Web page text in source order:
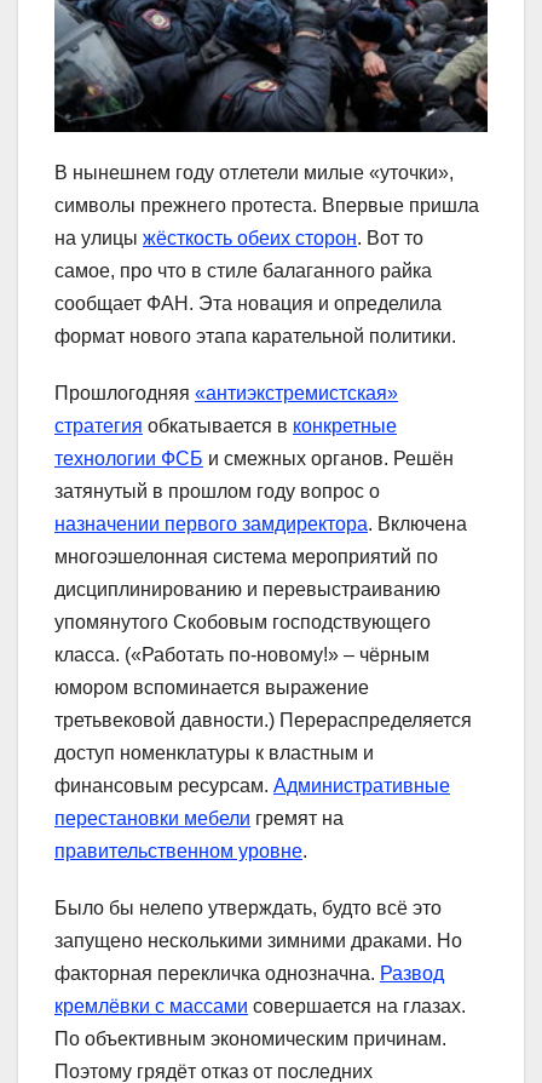
В нынешнем году отлетели милые «уточки»,
символы прежнего протеста. Впервые пришла
на улицы жёсткость обеих сторон. Вот то
самое, про что в стиле балаганного райка
сообщает ФАН. Эта новация и определила
формат нового этапа карательной политики.
Прошлогодняя «антиэкстремистская»
стратегия обкатывается в конкретные
технологии ФСБ и смежных органов. Решён
затянутый в прошлом году вопрос о
назначении первого замдиректора. Включена
многоэшелонная система мероприятий по
дисциплинированию и перевыстраиванию
упомянутого Скобовым господствующего
класса. («Работать по-новому!» – чёрным
юмором вспоминается выражение
третьвековой давности.) Перераспределяется
доступ номенклатуры к властным и
финансовым ресурсам. Административные
перестановки мебели гремят на
правительственном уровне.
Было бы нелепо утверждать, будто всё это
запущено несколькими зимними драками. Но
факторная перекличка однозначна. Развод
кремлёвки с массами совершается на глазах.
По объективным экономическим причинам.
Поэтому грядёт отказ от последних